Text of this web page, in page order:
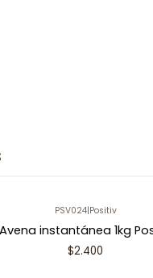
PSV024|Positiv
Avena instantánea 1kg
$2.400